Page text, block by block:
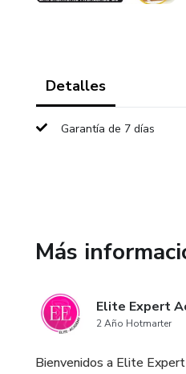
Detalles
Garantía de 7 días
Más
Elite Expert
2 Año Hotmarter
Bienvenidos a Elite